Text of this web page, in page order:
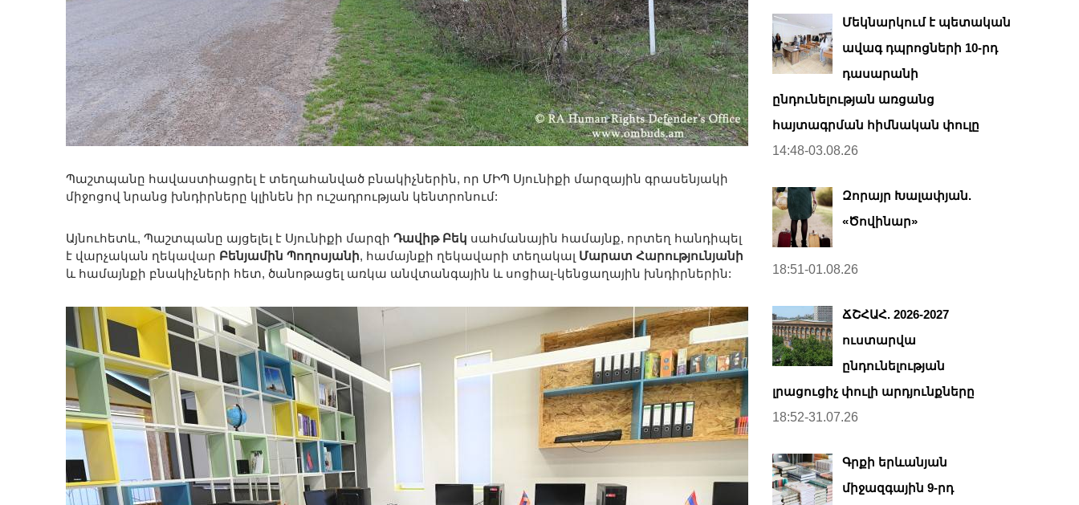
Պաշտպանը հավաստիացրել է տեղահանված բնակիչներին, որ ՄԻՊ Սյունիքի մարզային գրասենյակի
միջոցով նրանց խնդիրները կլինեն իր ուշադրության կենտրոնում:
Այնուհետև, Պաշտպանը այցելել է Սյունիքի մարզի Դավիթ Բեկ սահմանային համայնք, որտեղ հանդիպել
է վարչական ղեկավար Բենյամին Պողոսյանի, համայնքի ղեկավարի տեղակալ Մարատ Հարությունյանի
և համայնքի բնակիչների հետ, ծանոթացել առկա անվտանգային և սոցիալ-կենցաղային խնդիրներին:
Մեկնարկում է պետական
ավագ դպրոցների 10-րդ
դասարանի
ընդունելության առցանց
հայտագրման հիմնական փուլը
14:48-03.08.26
Զորայր Խալափյան.
«Ծովինար»
18:51-01.08.26
ՃՇՀԱՀ. 2026-2027
ուստարվա
ընդունելության
լրացուցիչ փուլի արդյունքները
18:52-31.07.26
Գրքի երևանյան
միջազգային 9-րդ